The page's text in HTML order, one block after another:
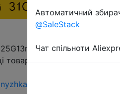
товару + знижка
Автоматичний
@SaleStack
Чат спільноти